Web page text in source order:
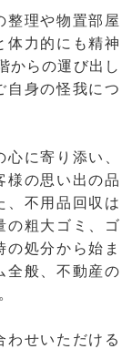
整理や物置部屋
体力的にも精神
からの運び出し
自身の怪我につ
に寄り添い、
様の思い出の品
、不用品回収は
の粗大ゴミ、ゴ
の処分から始ま
全般、不動産の
わせいただける